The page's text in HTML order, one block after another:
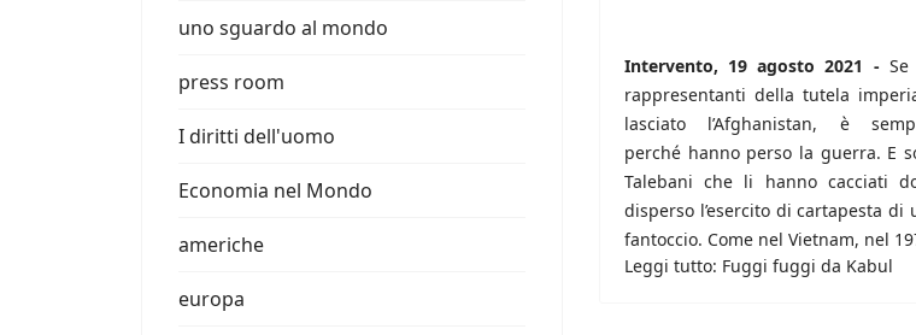
uno sguardo al mondo
press room
I diritti dell'uomo
Economia nel Mondo
americhe
europa
Intervento, 19 agosto 2021 -
rappresentanti della tutela
lasciato l’Afghanistan, è
perché hanno perso la guerra. E
Talebani che li hanno cacciati
disperso l’esercito di cartapesta di
fantoccio. Come nel Vietnam, nel
Leggi tutto: Fuggi fuggi da Kabul